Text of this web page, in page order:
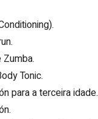
Tonic.
para a terceira idade.